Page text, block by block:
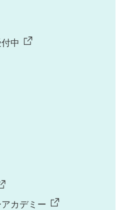
中
カデミー